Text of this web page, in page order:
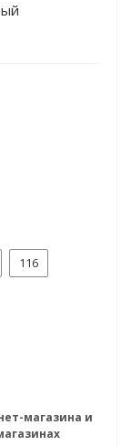
116
магазина и